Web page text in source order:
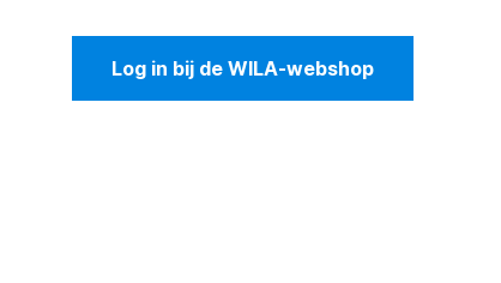
Log in bij de WILA-webshop